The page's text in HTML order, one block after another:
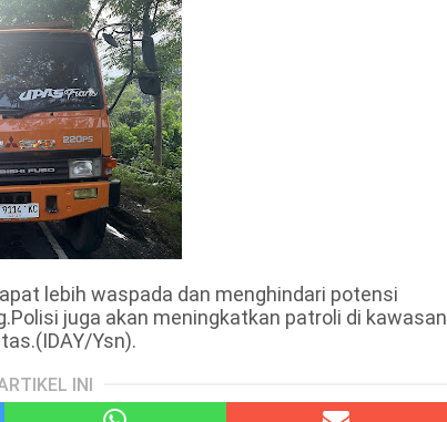
lebih waspada dan menghindari potensi
juga akan meningkatkan patroli di kawasan
Ysn).
INI